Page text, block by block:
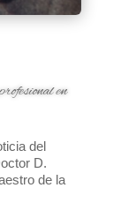
en
del
D.
de la